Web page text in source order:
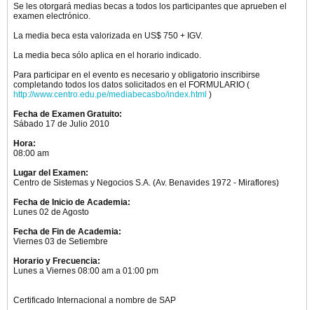
Se les otorgará medias becas a todos los participantes que aprueben el
examen electrónico.
La media beca esta valorizada en US$ 750 + IGV.
La media beca sólo aplica en el horario indicado.
Para participar en el evento es necesario y obligatorio inscribirse
completando todos los datos solicitados en el FORMULARIO (
http://www.centro.edu.pe/mediabecasbo/index.html )
Fecha de Examen Gratuito:
Sábado 17 de Julio 2010
Hora:
08:00 am
Lugar del Examen:
Centro de Sistemas y Negocios S.A. (Av. Benavides 1972 - Miraflores)
Fecha de Inicio de Academia:
Lunes 02 de Agosto
Fecha de Fin de Academia:
Viernes 03 de Setiembre
Horario y Frecuencia:
Lunes a Viernes 08:00 am a 01:00 pm
Certificado Internacional a nombre de SAP